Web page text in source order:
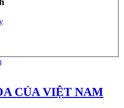
CỦA VIỆT NAM